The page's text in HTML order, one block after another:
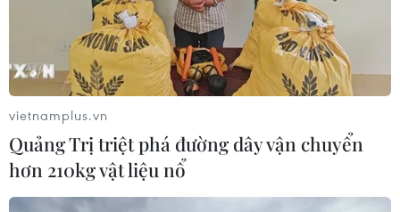
vietnamplus.vn
Quảng Trị triệt phá đường dây vận chuyển
hơn 210kg vật liệu nổ